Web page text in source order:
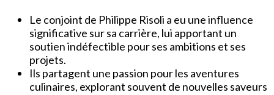
Le conjoint de Philippe Risoli a eu une influence
significative sur sa carrière, lui apportant un
soutien indéfectible pour ses ambitions et ses
projets.
Ils partagent une passion pour les aventures
culinaires, explorant souvent de nouvelles saveurs